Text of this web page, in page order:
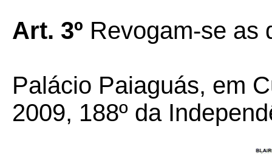
Art. 3º Revogam-se as
Palácio Paiaguás, em
2009, 188º da